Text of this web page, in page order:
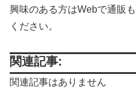
興味のある方はWebで通販
ください。
関連記事:
関連記事はありません